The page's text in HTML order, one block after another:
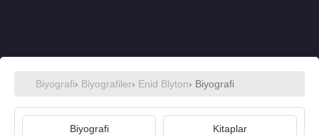
Biyografi› Biyografiler› Enid Blyton› Biyografi
Biyografi Kitaplar